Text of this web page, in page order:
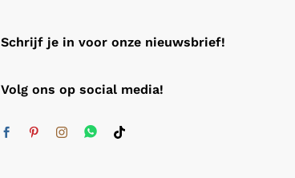
Schrijf je in voor onze nieuwsbrief!
Volg ons op social media!